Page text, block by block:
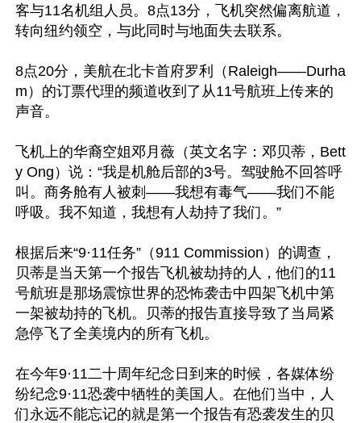
客与11名机组人员。8点13分，飞机突然偏离航道，
转向纽约领空，与此同时与地面失去联系。
8点20分，美航在北卡首府罗利（Raleigh——Durha
m）的订票代理的频道收到了从11号航班上传来的
声音。
飞机上的华裔空姐邓月薇（英文名字：邓贝蒂，Bett
y Ong）说：“我是机舱后部的3号。驾驶舱不回答呼
叫。商务舱有人被刺——我想有毒气——我们不能
呼吸。我不知道，我想有人劫持了我们。”
根据后来“9·11任务”（911 Commission）的调查，
贝蒂是当天第一个报告飞机被劫持的人，他们的11
号航班是那场震惊世界的恐怖袭击中四架飞机中第
一架被劫持的飞机。贝蒂的报告直接导致了当局紧
急停飞了全美境内的所有飞机。
在今年9·11二十周年纪念日到来的时候，各媒体纷
纷纪念9·11恐袭中牺牲的美国人。在他们当中，人
们永远不能忘记的就是第一个报告有恐袭发生的贝